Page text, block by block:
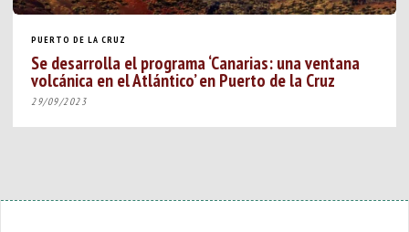
PUERTO DE LA CRUZ
Se desarrolla el programa ‘Canarias: una ventana
volcánica en el Atlántico’ en Puerto de la Cruz
29/09/2023